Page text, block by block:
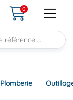
0
Plomberie